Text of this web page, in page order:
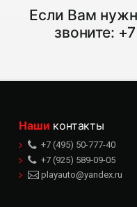
Если Вам
звоните:
Наши контакты
+7 (495) 50-777-40
+7 (925) 589-09-05
playauto@yandex.ru